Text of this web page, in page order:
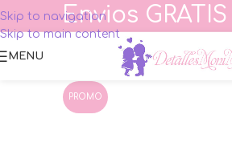
Skip to navigation
Skip to main content
Envios
MENU
PROMO